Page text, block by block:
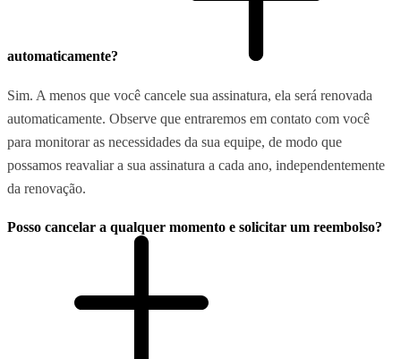
automaticamente?
Sim. A menos que você cancele sua assinatura, ela será renovada
automaticamente. Observe que entraremos em contato com você
para monitorar as necessidades da sua equipe, de modo que
possamos reavaliar a sua assinatura a cada ano, independentemente
da renovação.
Posso cancelar a qualquer momento e solicitar um reembolso?